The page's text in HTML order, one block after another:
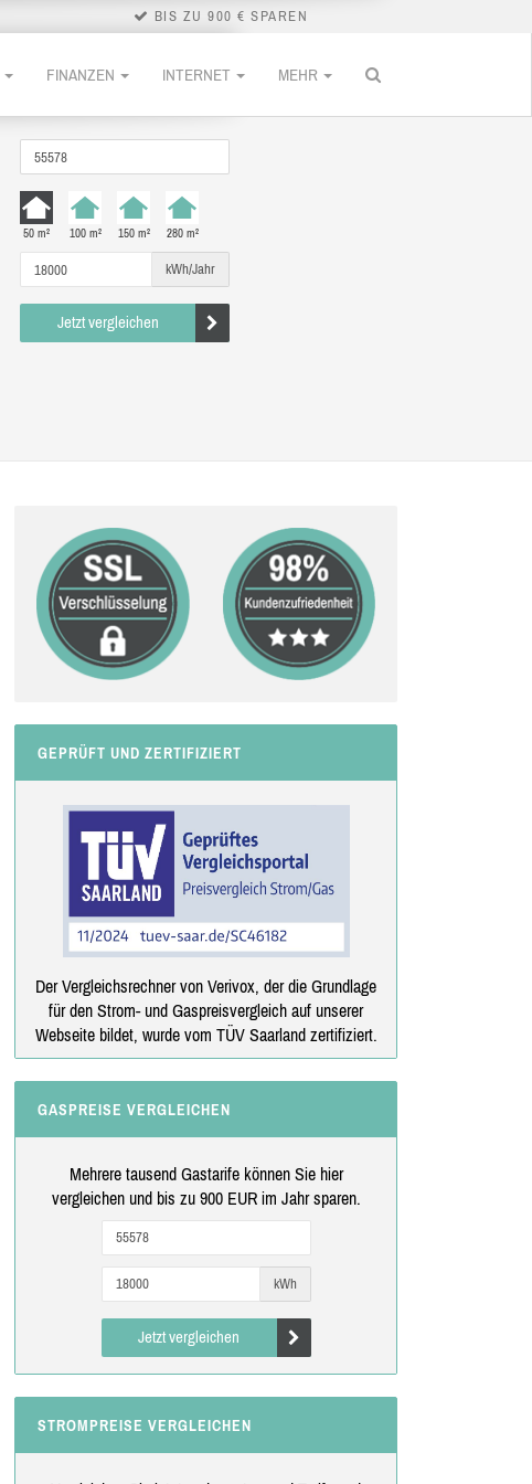
BIS ZU 900 € SPAREN
FINANZEN INTERNET MEHR
50 m² 100 m² 150 m² 280 m²
kWh/Jahr
Jetzt vergleichen
GEPRÜFT UND ZERTIFIZIERT
Der Vergleichsrechner von Verivox, der die Grundlage
für den Strom- und Gaspreisvergleich auf unserer
Webseite bildet, wurde vom TÜV Saarland zertifiziert.
GASPREISE VERGLEICHEN
Mehrere tausend Gastarife können Sie hier
vergleichen und bis zu 900 EUR im Jahr sparen.
kWh
Jetzt vergleichen
STROMPREISE VERGLEICHEN